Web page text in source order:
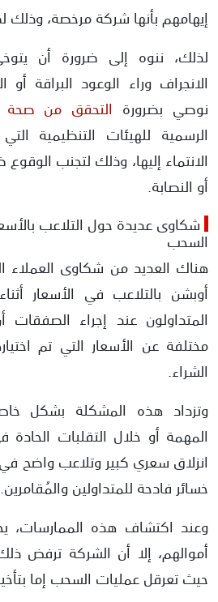
إيهامهم بأنها شركة مرخصة،
لذلك، ننوه إلى ضرورة أن
الانجراف وراء الوعود البراقة أو
نوصي بضرورة التحقق من صحة
الرسمية للهيئات التنظيمية
الانتماء إليها، وذلك لتجنب
أو النصابة.
شكاوى عديدة حول التلاعب
السحب
هناك العديد من شكاوى العملاء
أوبشن بالتلاعب في الأسعار
المتداولون عند إجراء الصفقات
مختلفة عن الأسعار التي تم
الشراء.
وتزداد هذه المشكلة بشكل
المهمة أو خلال التقلبات
انزلاق سعري كبير وتلاعب واضح
خسائر فادحة للمتداولين والمُقامرين.
وعند اكتشاف هذه الممارسات،
أموالهم، إلا أن الشركة ترفض
حيث تعرقل عمليات السحب إما